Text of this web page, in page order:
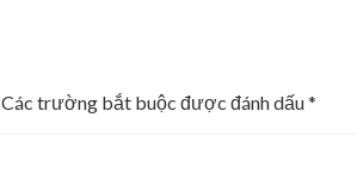
Các trường bắt buộc được đánh dấu*